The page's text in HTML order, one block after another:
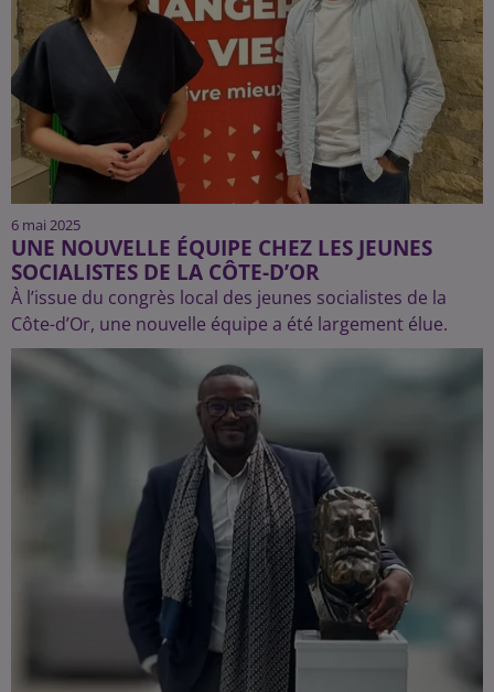
6 mai 2025
UNE NOUVELLE ÉQUIPE CHEZ LES JEUNES
SOCIALISTES DE LA CÔTE-D’OR
À l’issue du congrès local des jeunes socialistes de la
Côte-d’Or, une nouvelle équipe a été largement élue.